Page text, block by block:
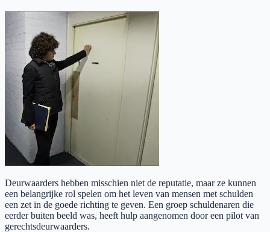
Deurwaarders hebben misschien niet de reputatie, maar ze kunnen
een belangrijke rol spelen om het leven van mensen met schulden
een zet in de goede richting te geven. Een groep schuldenaren die
eerder buiten beeld was, heeft hulp aangenomen door een pilot van
gerechtsdeurwaarders.